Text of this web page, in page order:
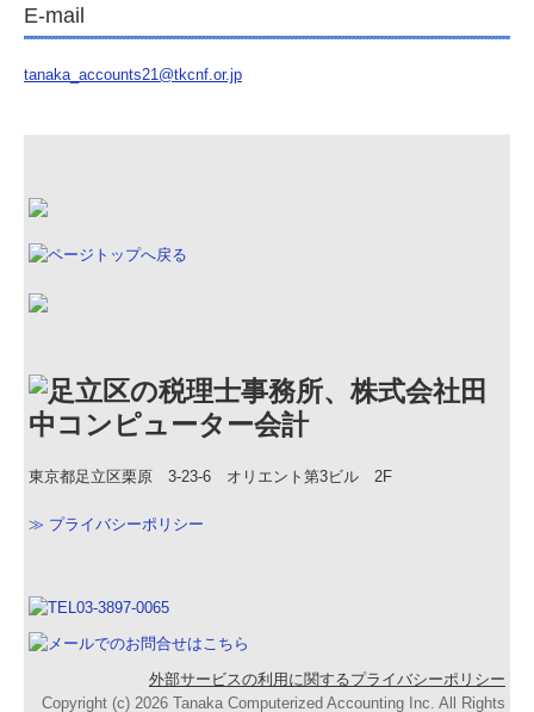
E-mail
tanaka_accounts21@tkcnf.or.jp
東京都足立区栗原 3-23-6 オリエント第3ビル 2F
≫ プライバシーポリシー
外部サービスの利用に関するプライバシーポリシー
Copyright (c) 2026 Tanaka Computerized Accounting Inc. All Rights